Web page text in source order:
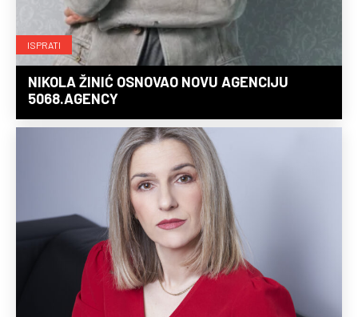
ISPRATI
NIKOLA ŽINIĆ OSNOVAO NOVU AGENCIJU
5068.AGENCY